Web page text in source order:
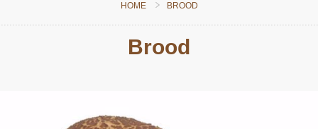
HOME BROOD
Brood